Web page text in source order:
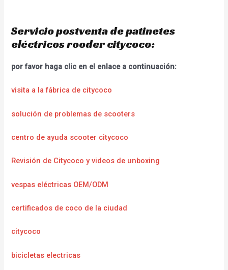
Servicio postventa de patinetes
eléctricos rooder citycoco:
por favor haga clic en el enlace a continuación:
visita a la fábrica de citycoco
solución de problemas de scooters
centro de ayuda scooter citycoco
Revisión de Citycoco y videos de unboxing
vespas eléctricas OEM/ODM
certificados de coco de la ciudad
citycoco
bicicletas electricas